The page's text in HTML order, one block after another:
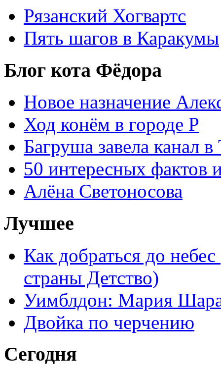
Рязанский Хогвартс
Пять шагов в Каракумы
Блог кота Фёдора
Новое назначение
Ход конём в городе Р
Багруша завела канал в
50 интересных фактов
Алёна Светоносова
Лучшее
Как добраться до
страны Детство)
Уимблдон: Мария
Двойка по черчению
Сегодня